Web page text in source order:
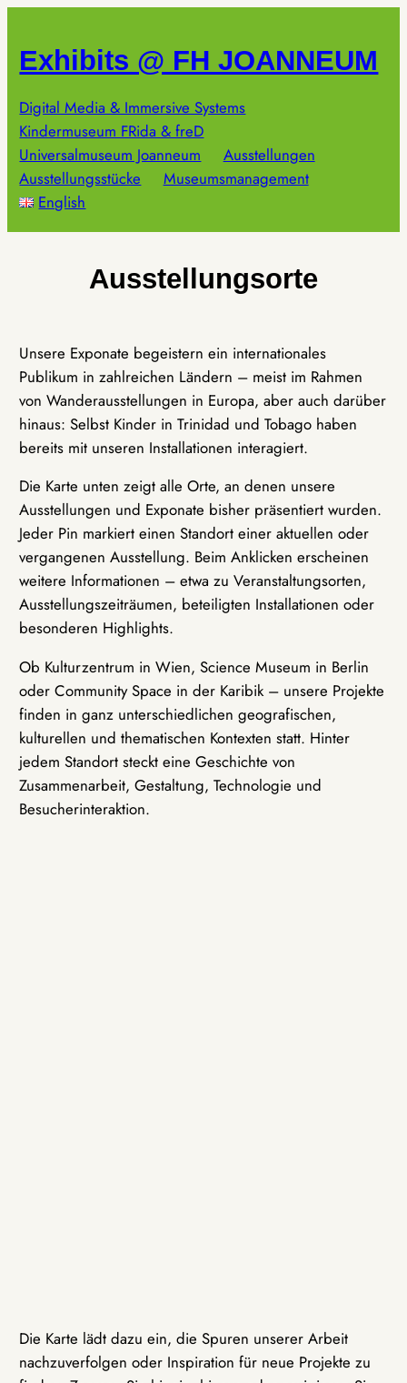
springen
Exhibits @ FH JOANNEUM
Digital Media & Immersive Systems
Kindermuseum FRida & freD
Universalmuseum Joanneum
Ausstellungen
Ausstellungsstücke
Museumsmanagement
English
Ausstellungsorte
Unsere Exponate begeistern ein internationales
Publikum in zahlreichen Ländern – meist im Rahmen
von Wanderausstellungen in Europa, aber auch darüber
hinaus: Selbst Kinder in Trinidad und Tobago haben
bereits mit unseren Installationen interagiert.
Die Karte unten zeigt alle Orte, an denen unsere
Ausstellungen und Exponate bisher präsentiert wurden.
Jeder Pin markiert einen Standort einer aktuellen oder
vergangenen Ausstellung. Beim Anklicken erscheinen
weitere Informationen – etwa zu Veranstaltungsorten,
Ausstellungszeiträumen, beteiligten Installationen oder
besonderen Highlights.
Ob Kulturzentrum in Wien, Science Museum in Berlin
oder Community Space in der Karibik – unsere Projekte
finden in ganz unterschiedlichen geografischen,
kulturellen und thematischen Kontexten statt. Hinter
jedem Standort steckt eine Geschichte von
Zusammenarbeit, Gestaltung, Technologie und
Besucherinteraktion.
Die Karte lädt dazu ein, die Spuren unserer Arbeit
nachzuverfolgen oder Inspiration für neue Projekte zu